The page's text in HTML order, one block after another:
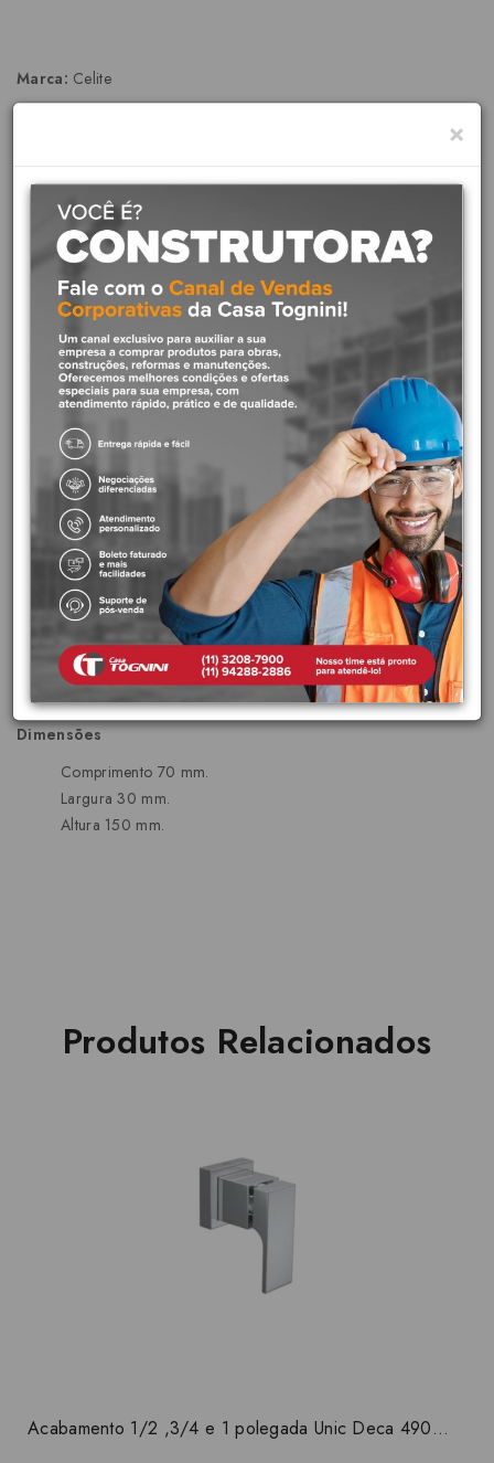
Marca: Celite
Material:Metálico resistente
Cromado
Fixação para tanque de lavanderia
A Fixação para Tanque GG/G Builders S-12 3009759030100 é
um componente essencial para garantir a instalação segura e estável
do seu tanque de lavanderia. Projetada especificamente para os
modelos GG e G Builders, essa fixação oferece suporte e evita que
o tanque se mova ou tombe, proporcionando segurança e
praticidade no seu dia a dia.
Benefícios:
Segurança: Garante a fixação firme do tanque, evitando
acidentes e danos.
Praticidade: Fácil instalação, acompanha todos os acessórios
necessários.
Durabilidade: Fabricada com materiais de alta qualidade,
resistente à corrosão e ao desgaste.
Compatibilidade: Projetada para os modelos GG e G
Builders, assegurando o encaixe perfeito.
Dimensões
Comprimento 70 mm.
Largura 30 mm.
Altura 150 mm.
Produtos Relacionados
Acabamento 1/2 ,3/4 e 1 polegada Unic Deca 4900.C90.PQ
×